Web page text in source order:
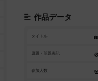
作品データ
タイトル
原題・英題表記
参加人数